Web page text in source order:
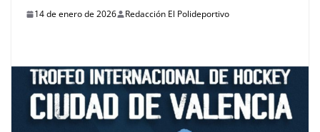
14 de enero de 2026 Redacción El Polideportivo